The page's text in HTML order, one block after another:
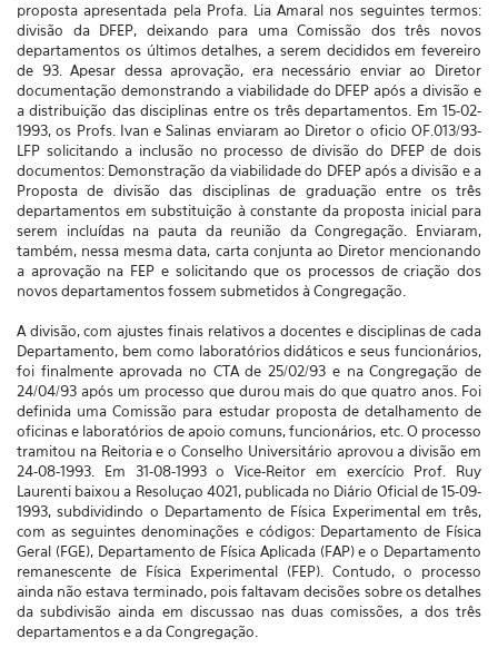
proposta apresentada pela Profa. Lia Amaral nos seguintes termos:
divisão da DFEP, deixando para uma Comissão dos três novos
departamentos os últimos detalhes, a serem decididos em fevereiro
de 93. Apesar dessa aprovação, era necessário enviar ao Diretor
documentação demonstrando a viabilidade do DFEP após a divisão e
a distribuição das disciplinas entre os três departamentos. Em 15-02-
1993, os Profs. Ivan e Salinas enviaram ao Diretor o oficio OF.013/93-
LFP solicitando a inclusão no processo de divisão do DFEP de dois
documentos: Demonstração da viabilidade do DFEP após a divisão e a
Proposta de divisão das disciplinas de graduação entre os três
departamentos em substituição à constante da proposta inicial para
serem incluídas na pauta da reunião da Congregação. Enviaram,
também, nessa mesma data, carta conjunta ao Diretor mencionando
a aprovação na FEP e solicitando que os processos de criação dos
novos departamentos fossem submetidos à Congregação.
A divisão, com ajustes finais relativos a docentes e disciplinas de cada
Departamento, bem como laboratórios didáticos e seus funcionários,
foi finalmente aprovada no CTA de 25/02/93 e na Congregação de
24/04/93 após um processo que durou mais do que quatro anos. Foi
definida uma Comissão para estudar proposta de detalhamento de
oficinas e laboratórios de apoio comuns, funcionários, etc. O processo
tramitou na Reitoria e o Conselho Universitário aprovou a divisão em
24-08-1993. Em 31-08-1993 o Vice-Reitor em exercício Prof. Ruy
Laurenti baixou a Resoluçao 4021, publicada no Diário Oficial de 15-09-
1993, subdividindo o Departamento de Física Experimental em três,
com as seguintes denominações e códigos: Departamento de Física
Geral (FGE), Departamento de Física Aplicada (FAP) e o Departamento
remanescente de Física Experimental (FEP). Contudo, o processo
ainda não estava terminado, pois faltavam decisões sobre os detalhes
da subdivisão ainda em discussao nas duas comissões, a dos três
departamentos e a da Congregação.